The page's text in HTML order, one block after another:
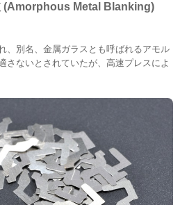
(Amorphous Metal Blanking)
、別名、金属ガラスとも呼ばれるアモル
さないとされていたが、高速プレスによ